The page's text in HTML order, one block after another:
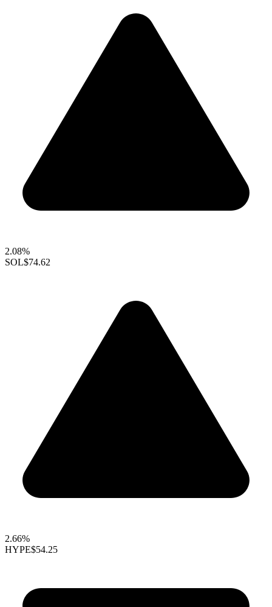
2.08%
SOL$74.62
2.66%
HYPE$54.25